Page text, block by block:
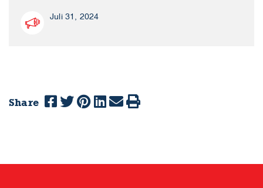
Juli 31, 2024
Share